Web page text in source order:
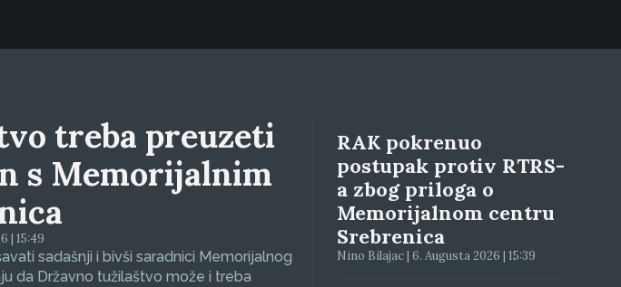
treba preuzeti
s Memorijalnim
| 15:49
sadašnji i bivši saradnici Memorijalnog
da Državno tužilaštvo može i treba
RAK pokrenuo
postupak protiv RTRS-
a zbog priloga o
Memorijalnom centru
Srebrenica
Nino Bilajac | 6. Augusta 2026 | 15:39